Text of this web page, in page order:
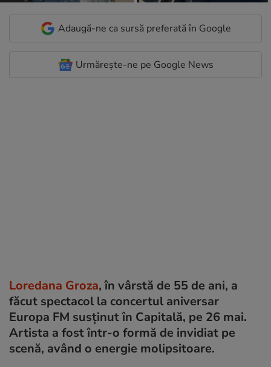
Adaugă-ne ca sursă preferată în Google
Urmărește-ne pe Google News
Loredana Groza, în vârstă de 55 de ani, a
făcut spectacol la concertul aniversar
Europa FM susținut în Capitală, pe 26 mai.
Artista a fost într-o formă de invidiat pe
scenă, având o energie molipsitoare.